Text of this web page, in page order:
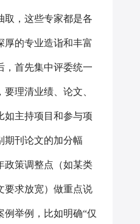
取，这些专家都是各
厚的专业造诣和丰富
，首先集中评委统一
理清业绩、论文、
如主持项目和参与项
期刊论文的加分幅
政策调整点（如某类
要求放宽）做重点说
例举例，比如明确“仅